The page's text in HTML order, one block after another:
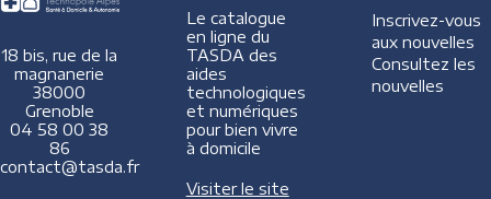
18 bis, rue de la
magnanerie
38000
Grenoble
04 58 00 38
86
contact@tasda.fr
Le catalogue
en ligne du
TASDA des
aides
technologiques
et numériques
pour bien vivre
à domicile
Visiter le site
Inscrivez-vous
aux nouvelles
Consultez les
nouvelles